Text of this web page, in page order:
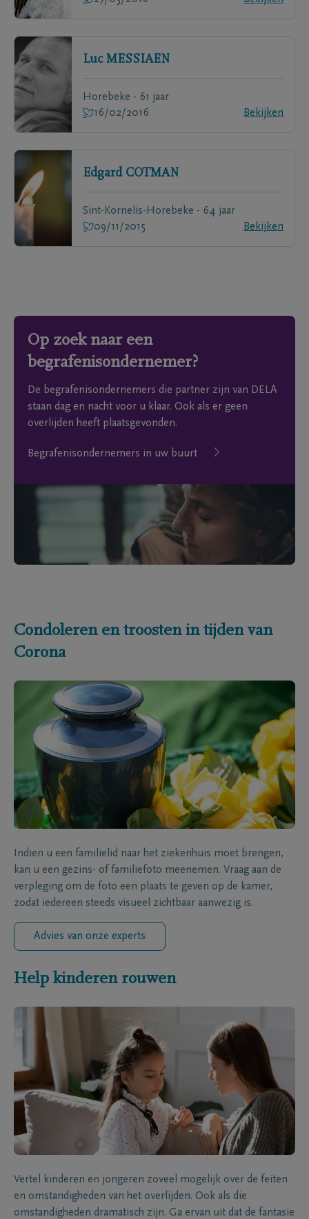
Luc MESSIAEN
Horebeke - 61 jaar
16/02/2016
Bekijken
Edgard COTMAN
Sint-Kornelis-Horebeke - 64 jaar
09/11/2015
Bekijken
Op zoek naar een
begrafenisondernemer?
De begrafenisondernemers die partner zijn van DELA
staan dag en nacht voor u klaar. Ook als er geen
overlijden heeft plaatsgevonden.
Begrafenisondernemers in uw buurt
Condoleren en troosten in tijden van
Corona
Indien u een familielid naar het ziekenhuis moet brengen,
kan u een gezins- of familiefoto meenemen. Vraag aan de
verpleging om de foto een plaats te geven op de kamer,
zodat iedereen steeds visueel zichtbaar aanwezig is.
Advies van onze experts
Help kinderen rouwen
Vertel kinderen en jongeren zoveel mogelijk over de feiten
en omstandigheden van het overlijden. Ook als die
omstandigheden dramatisch zijn. Ga ervan uit dat de fantasie